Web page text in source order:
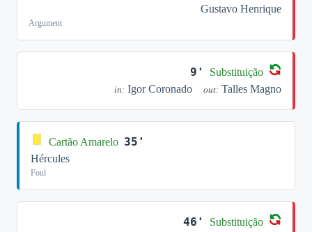
Gustavo Henrique
Argument
9' Substituição
in: Igor Coronado out: Talles Magno
Cartão Amarelo 35'
Hércules
Foul
46' Substituição